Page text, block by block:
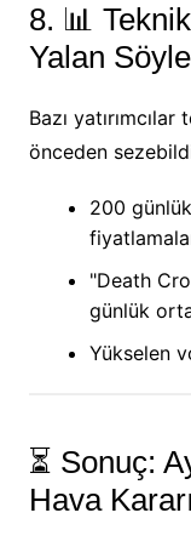
8. 📊
Yalan
Bazı
önceden
200
"Death
günlük
Yükselen
⏳ Sonuç:
Hava